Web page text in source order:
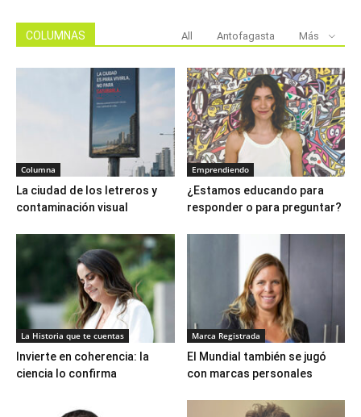
COLUMNAS All Antofagasta Más
Columna
La ciudad de los letreros y
contaminación visual
Emprendiendo
¿Estamos educando para
responder o para preguntar?
La Historia que te cuentas
Invierte en coherencia: la
ciencia lo confirma
Marca Registrada
El Mundial también se jugó
con marcas personales